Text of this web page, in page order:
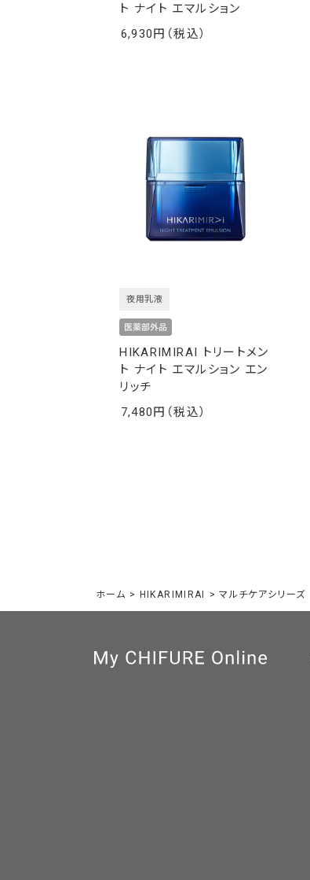
ホーム > HIKARIMIRAI >マルチケアシリーズ
ト ナイト エマルション
6,930
HIKARIMIRAI トリートメン
ト ナイト エマルション エン
リッチ
夜用乳液
7,480